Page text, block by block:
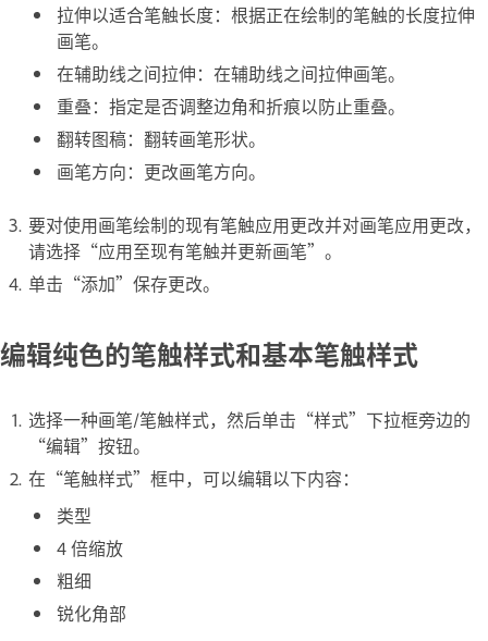
拉伸以适合笔触长度：根据正在绘制的笔触的长度拉伸
画笔。
在辅助线之间拉伸：在辅助线之间拉伸画笔。
重叠：指定是否调整边角和折痕以防止重叠。
翻转图稿：翻转画笔形状。
画笔方向：更改画笔方向。
要对使用画笔绘制的现有笔触应用更改并对画笔应用更改，
请选择“应用至现有笔触并更新画笔”。
单击“添加”保存更改。
编辑纯色的笔触样式和基本笔触样式
选择一种画笔/笔触样式，然后单击“样式”下拉框旁边的
“编辑”按钮。
在“笔触样式”框中，可以编辑以下内容：
类型
4 倍缩放
粗细
锐化角部